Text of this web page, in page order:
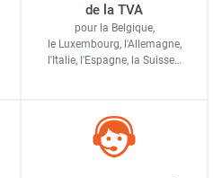
de la TVA
pour la Belgique,
le Luxembourg, l'Allemagne,
l'Italie, l'Espagne, la Suisse…